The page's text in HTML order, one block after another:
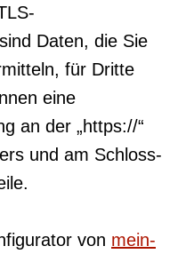
Daten, die Sie
für Dritte
eine
an der „https://“
und am Schloss-
von mein-